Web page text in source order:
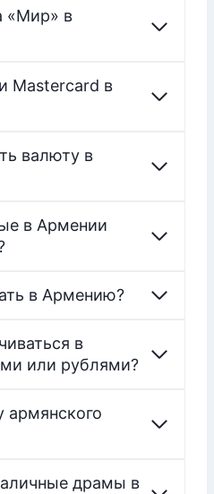
«Мир» в
Mastercard в
валюту в
в Армении
в Армению?
в
или рублями?
армянского
драмы в